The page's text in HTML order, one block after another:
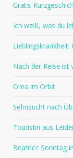
Gratis
Ich weiß, was du
Lieblingskrankheit:
Nach der Reise ist
Oma im Orbit
Sehnsucht nach
Touristin aus
Beatrice Sonntag